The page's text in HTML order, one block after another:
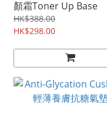
顏霜Toner Up Base
HK$388.00
HK$298.00